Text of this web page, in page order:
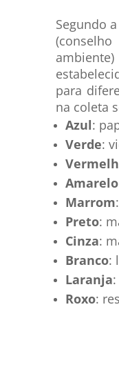
Segundo
para
na coleta
Azul:
Verde:
Amarelo
Marrom
Preto:
Cinza:
Branco:
Laranja
Roxo: